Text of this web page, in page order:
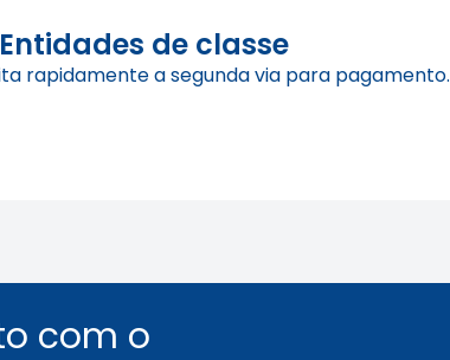
Entidades de classe
rapidamente a segunda via para pagamento.
com o